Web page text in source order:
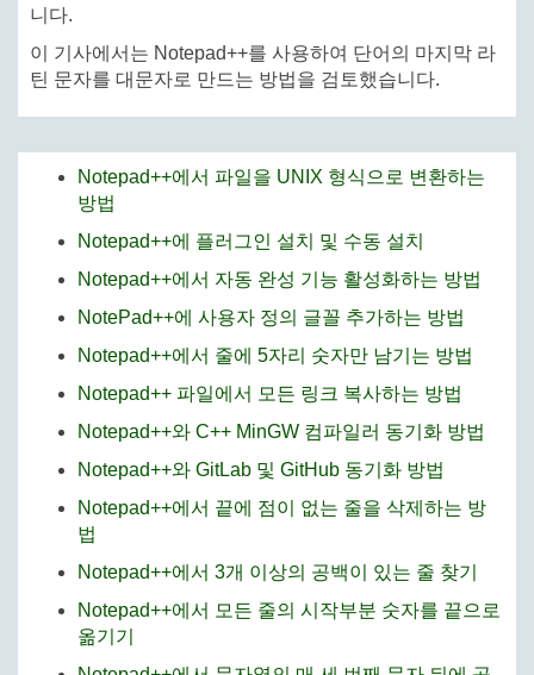
니다.
이 기사에서는 Notepad++를 사용하여 단어의 마지막 라
틴 문자를 대문자로 만드는 방법을 검토했습니다.
Notepad++에서 파일을 UNIX 형식으로 변환하는
방법
Notepad++에 플러그인 설치 및 수동 설치
Notepad++에서 자동 완성 기능 활성화하는 방법
NotePad++에 사용자 정의 글꼴 추가하는 방법
Notepad++에서 줄에 5자리 숫자만 남기는 방법
Notepad++ 파일에서 모든 링크 복사하는 방법
Notepad++와 C++ MinGW 컴파일러 동기화 방법
Notepad++와 GitLab 및 GitHub 동기화 방법
Notepad++에서 끝에 점이 없는 줄을 삭제하는 방
법
Notepad++에서 3개 이상의 공백이 있는 줄 찾기
Notepad++에서 모든 줄의 시작부분 숫자를 끝으로
옮기기